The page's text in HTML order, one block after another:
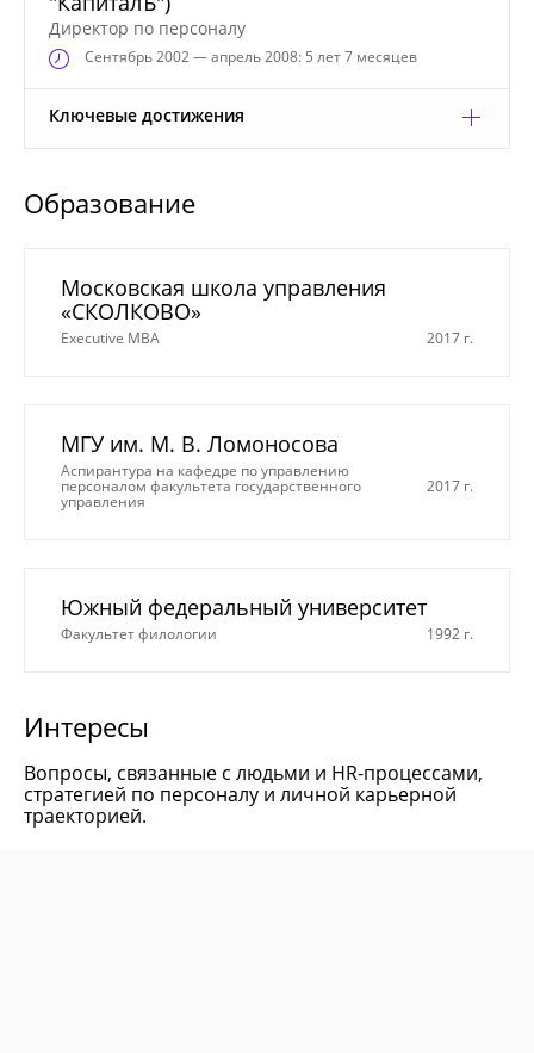
Директор по персоналу
Сентябрь2002 — апрель 2008: 5 лет 7 месяцев
Ключевые достижения
Образование
Московская школа управления
«СКОЛКОВО»
Executive MBA 2017 г.
МГУ им. М. В. Ломоносова
Аспирантура на кафедре по управлению
персоналом факультета государственного
управления
2017 г.
Южный федеральный университет
Факультет филологии 1992 г.
Интересы
Вопросы, связанные с людьми и HR-процессами,
стратегией по персоналу и личной карьерной
траекторией.